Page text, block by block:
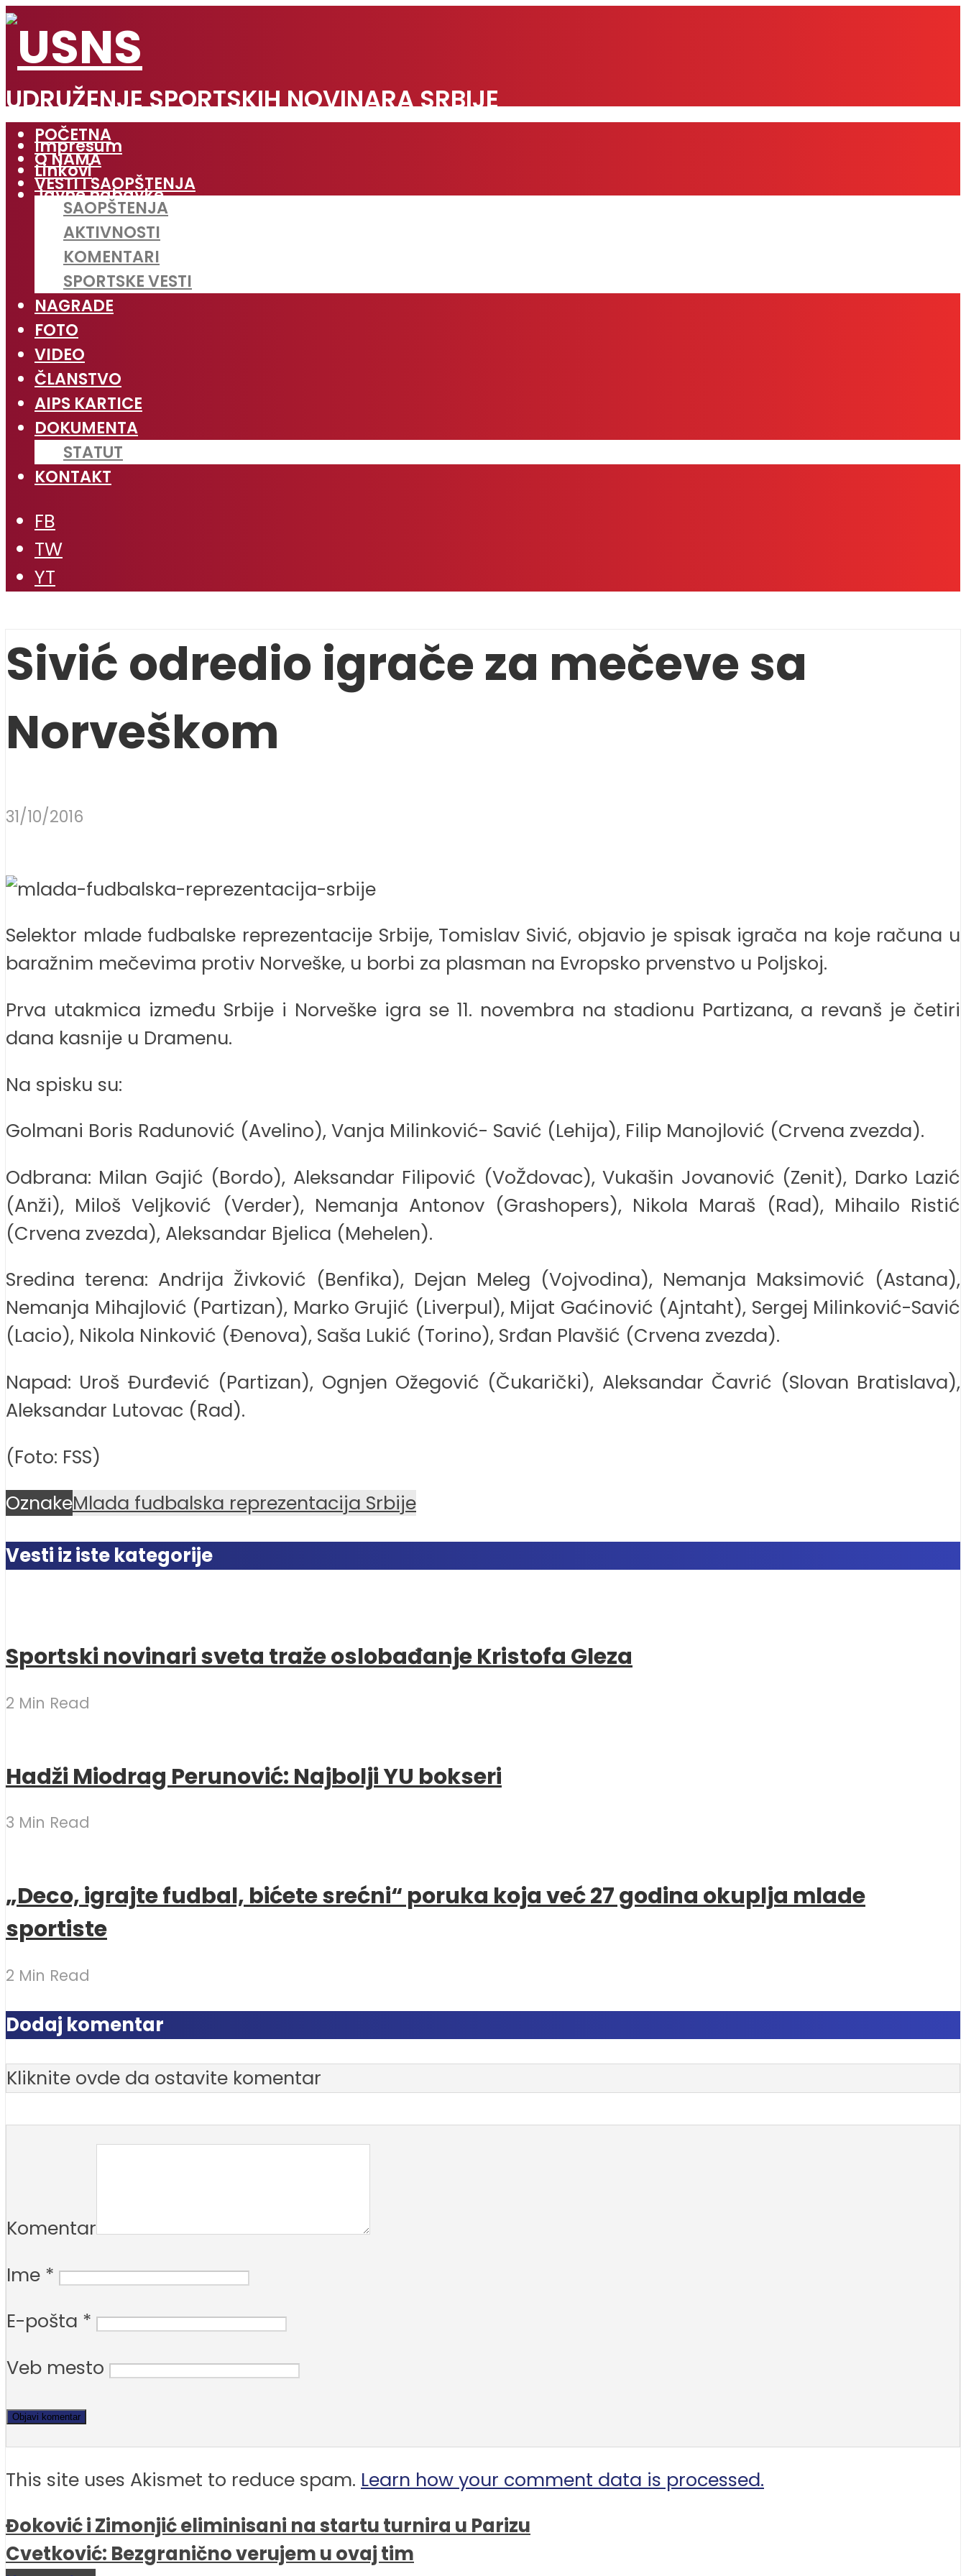
UDRUŽENJE SPORTSKIH NOVINARA SRBIJE
Impresum
Linkovi
Javne nabavke
POČETNA
O NAMA
VESTI I SAOPŠTENJA
SAOPŠTENJA
AKTIVNOSTI
KOMENTARI
SPORTSKE VESTI
NAGRADE
FOTO
VIDEO
ČLANSTVO
AIPS KARTICE
DOKUMENTA
STATUT
KONTAKT
FB
TW
YT
Sivić odredio igrače za mečeve sa
Norveškom
31/10/2016
Selektor mlade fudbalske reprezentacije Srbije, Tomislav Sivić, objavio je spisak igrača na koje računa u
baražnim mečevima protiv Norveške, u borbi za plasman na Evropsko prvenstvo u Poljskoj.
Prva utakmica između Srbije i Norveške igra se 11. novembra na stadionu Partizana, a revanš je četiri
dana kasnije u Dramenu.
Na spisku su:
Golmani Boris Radunović (Avelino), Vanja Milinković- Savić (Lehija), Filip Manojlović (Crvena zvezda).
Odbrana: Milan Gajić (Bordo), Aleksandar Filipović (VoŽdovac), Vukašin Jovanović (Zenit), Darko Lazić
(Anži), Miloš Veljković (Verder), Nemanja Antonov (Grashopers), Nikola Maraš (Rad), Mihailo Ristić
(Crvena zvezda), Aleksandar Bjelica (Mehelen).
Sredina terena: Andrija Živković (Benfika), Dejan Meleg (Vojvodina), Nemanja Maksimović (Astana),
Nemanja Mihajlović (Partizan), Marko Grujić (Liverpul), Mijat Gaćinović (Ajntaht), Sergej Milinković-Savić
(Lacio), Nikola Ninković (Đenova), Saša Lukić (Torino), Srđan Plavšić (Crvena zvezda).
Napad: Uroš Đurđević (Partizan), Ognjen Ožegović (Čukarički), Aleksandar Čavrić (Slovan Bratislava),
Aleksandar Lutovac (Rad).
(Foto: FSS)
OznakeMlada fudbalska reprezentacija Srbije
Vesti iz iste kategorije
Sportski novinari sveta traže oslobađanje Kristofa Gleza
2 Min Read
Hadži Miodrag Perunović: Najbolji YU bokseri
3 Min Read
„Deco, igrajte fudbal, bićete srećni“ poruka koja već 27 godina okuplja mlade
sportiste
2 Min Read
Dodaj komentar
Kliknite ovde da ostavite komentar
Komentar
Ime *
E-pošta *
Veb mesto
This site uses Akismet to reduce spam. Learn how your comment data is processed.
Đoković i Zimonjić eliminisani na startu turnira u Parizu
Cvetković: Bezgranično verujem u ovaj tim